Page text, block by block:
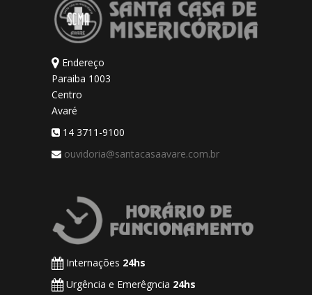
Endereço
Paraiba 1003
Centro
Avaré
14 3711-9100
ouvidoria@santacasaavare.com.br
Internações 24hs
Urgência e Emerêgncia 24hs